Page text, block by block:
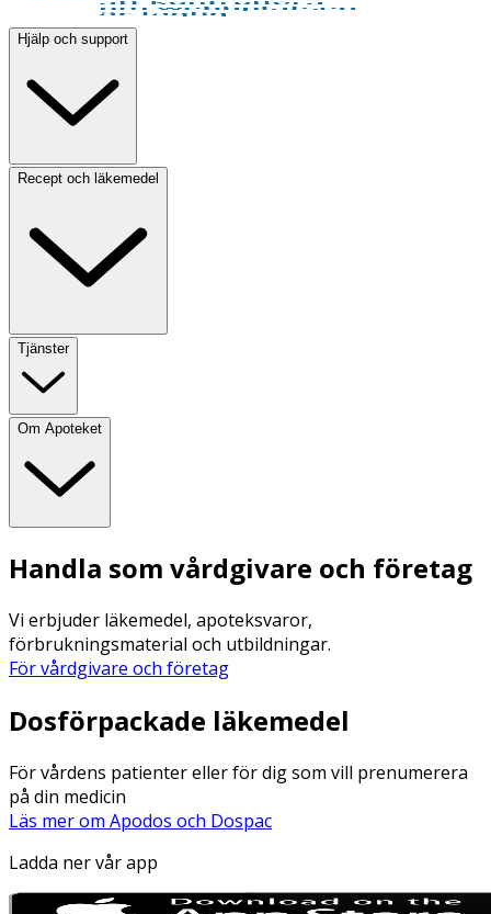
Hjälp och support
Recept och läkemedel
Tjänster
Om Apoteket
Handla som vårdgivare och företag
Vi erbjuder läkemedel, apoteksvaror,
förbrukningsmaterial och utbildningar.
För vårdgivare och företag
Dosförpackade läkemedel
För vårdens patienter eller för dig som vill prenumerera
på din medicin
Läs mer om Apodos och Dospac
Ladda ner vår app